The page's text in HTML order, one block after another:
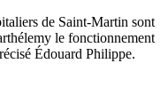
de Saint-Martin sont
le fonctionnement
Édouard Philippe.